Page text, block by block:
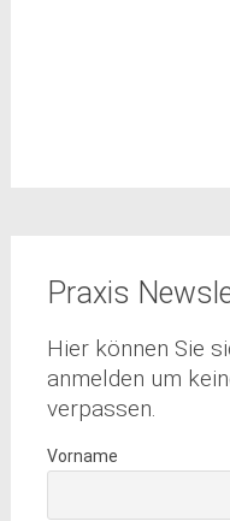
Praxis
Hier können Sie
anmelden um
verpassen.
Vorname